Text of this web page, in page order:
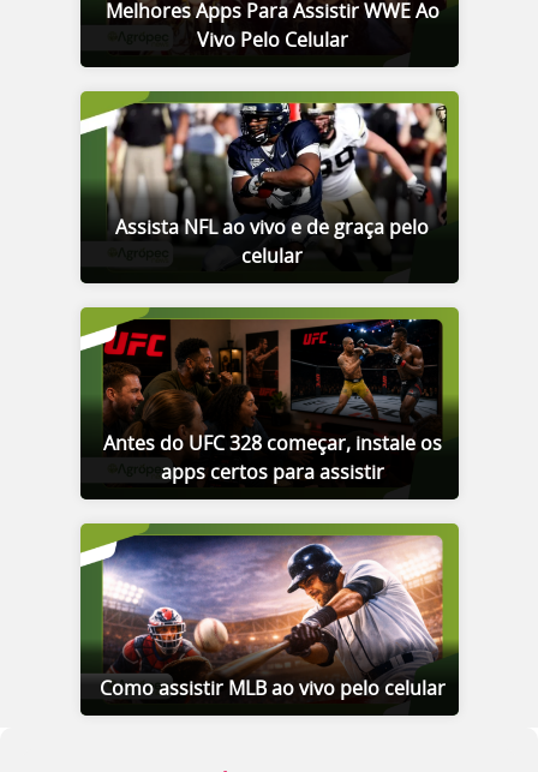
Melhores Apps Para Assistir WWE Ao
Vivo Pelo Celular
Assista NFL ao vivo e de graça pelo
celular
Antes do UFC 328 começar, instale os
apps certos para assistir
Como assistir MLB ao vivo pelo celular